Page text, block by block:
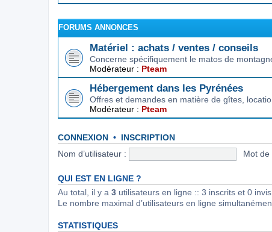
FORUMS ANNONCES
Matériel : achats / ventes / conseils
Concerne spécifiquement le matos de
Modérateur : Pteam
Hébergement dans les Pyrénées
Offres et demandes en matière de gîtes,
Modérateur : Pteam
CONNEXION • INSCRIPTION
Nom d’utilisateur : Mot de
QUI EST EN LIGNE ?
Au total, il y a 3 utilisateurs en ligne :: 3 inscrits et 0
Le nombre maximal d’utilisateurs en ligne
STATISTIQUES